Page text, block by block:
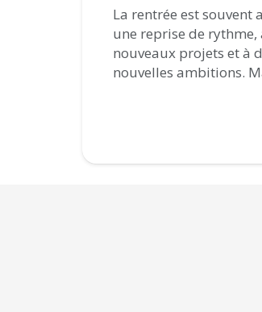
La rentrée est souvent
une reprise de rythme,
nouveaux projets et à
nouvelles ambitions.